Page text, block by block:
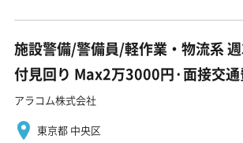
施設警備/警備員/軽作業・物流系
付見回り Max2万3000円·面接交
アラコム株式会社
東京都 中央区